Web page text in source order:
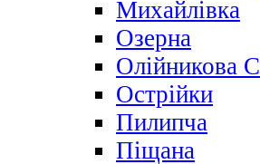
Михайлівка
Озерна
Олійникова
Острійки
Пилипча
Піщана